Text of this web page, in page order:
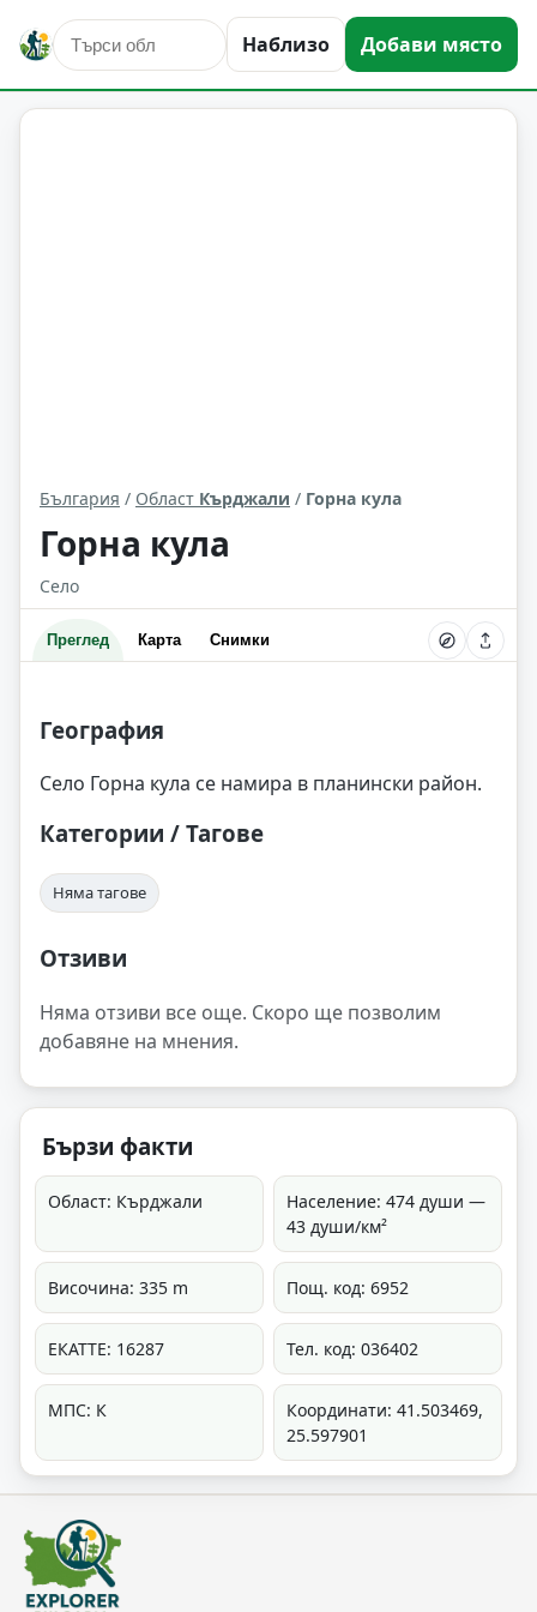
Наблизо Добави място
Горна кула Област: Кърджали
България / Област Кърджали / Горна кула
Горна кула
Село
Преглед Карта Снимки
География
Село Горна кула се намира в планински район.
Категории / Тагове
Няма тагове
Отзиви
Няма отзиви все още. Скоро ще позволим
добавяне на мнения.
Бързи факти
Област: Кърджали
Население: 474 души —
43 души/км²
Височина: 335 m Пощ. код: 6952
ЕКАТТЕ: 16287 Тел. код: 036402
МПС: К
Координати: 41.503469,
25.597901